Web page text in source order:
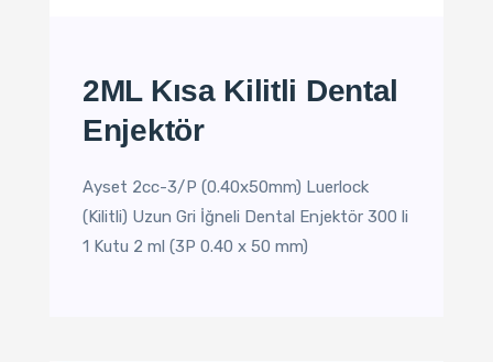
2ML Kısa Kilitli Dental
Enjektör
Ayset 2cc-3/P (0.40x50mm) Luerlock
(Kilitli) Uzun Gri İğneli Dental Enjektör 300 li
1 Kutu 2 ml (3P 0.40 x 50 mm)